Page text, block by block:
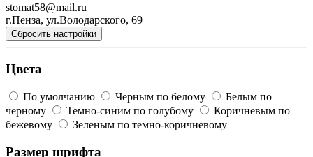
stomat58@mail.ru
г.Пенза, ул.Володарского, 69
Сбросить настройки
Цвета
По умолчанию Черным по белому
Белым по
черному
Темно-синим по голубому
Коричневым по
бежевому
Зеленым по темно-коричневому
Размер шрифта